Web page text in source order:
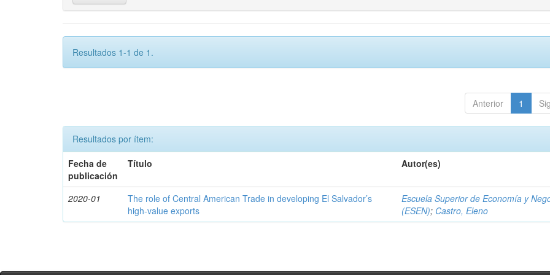
Resultados 1-1 de 1.
Anterior 1
Resultados por ítem:
Fecha de
publicación
Título Autor(es)
2020-01
The role of Central American Trade in developing El Salvador’s
high-value exports
Escuela Superior de Economía y
(ESEN); Castro, Eleno